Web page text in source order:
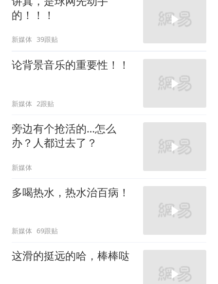
的！！！
新媒体 39跟贴
论背景音乐的重要性！！
新媒体 2跟贴
旁边有个抢活的…怎么
办？人都过去了？
新媒体
多喝热水，热水治百病！
新媒体 69跟贴
这滑的挺远的哈，棒棒哒